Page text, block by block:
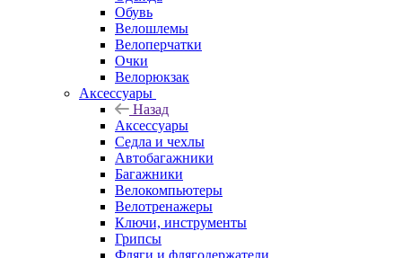
Обувь
Велошлемы
Велоперчатки
Очки
Велорюкзак
Аксессуары
Назад
Аксессуары
Седла и чехлы
Автобагажники
Багажники
Велокомпьютеры
Велотренажеры
Ключи, инструменты
Грипсы
Фляги и флягодержатели